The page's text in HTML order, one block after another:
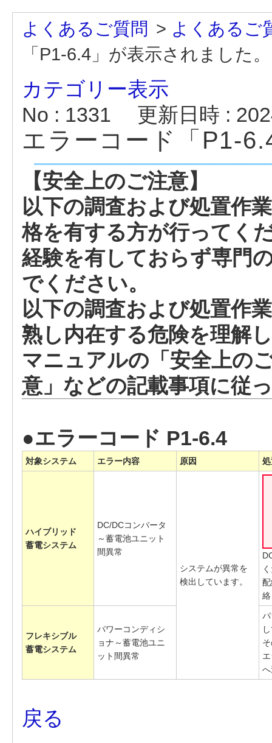
よくあるご質問 > よくあるご
「P1-6.4」が表示されました。
カテゴリー表示
No : 1331
更新日時 :
エラーコード「P1-
【安全上のご注意】
以下の調査および処置作
格を有する方が行ってく
経験を有しておらず専門
でください。
以下の調査および処置作
熟し内在する危険を理解
マニュアルの「安全上の
意」などの記載事項に従
●エラーコード P1-6.4
対象システム エラー内容 原因
ハイブリッド
蓄電システム
DC/DCコンバータ
～蓄電池ユニット
間異常
システムが異常を
検出しています。
フレキシブル
蓄電システム
パワーコンディシ
ョナ～蓄電池ユニ
ット間異常
戻る